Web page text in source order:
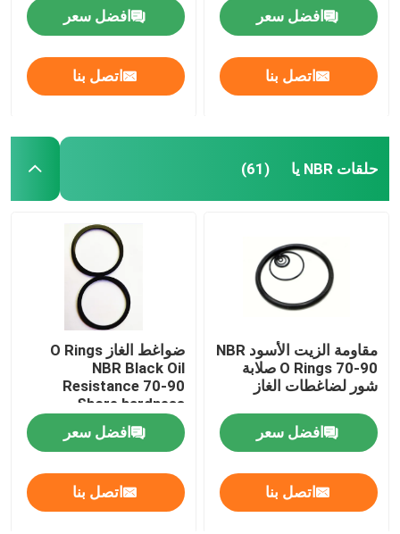
افضل سعر
اتصل بنا
افضل سعر
اتصل بنا
حلقات NBR يا (61)
مقاومة الزيت الأسود NBR
O Rings 70-90 صلابة
شور لضاغطات الغاز
افضل سعر
اتصل بنا
ضواغط الغاز O Rings
NBR Black Oil
Resistance 70-90
Shore hardness
افضل سعر
اتصل بنا